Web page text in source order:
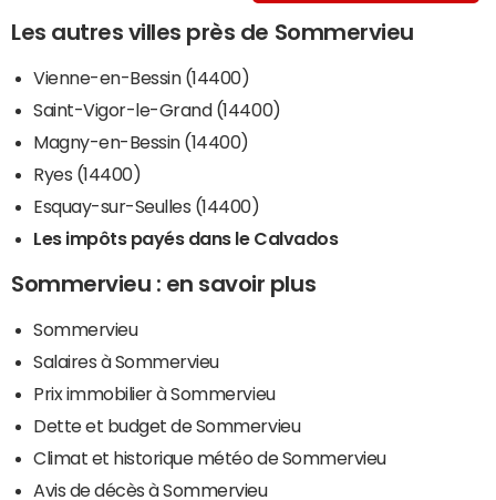
Les autres villes près de Sommervieu
Vienne-en-Bessin (14400)
Saint-Vigor-le-Grand (14400)
Magny-en-Bessin (14400)
Ryes (14400)
Esquay-sur-Seulles (14400)
Les impôts payés dans le Calvados
Sommervieu : en savoir plus
Sommervieu
Salaires à Sommervieu
Prix immobilier à Sommervieu
Dette et budget de Sommervieu
Climat et historique météo de Sommervieu
Avis de décès à Sommervieu